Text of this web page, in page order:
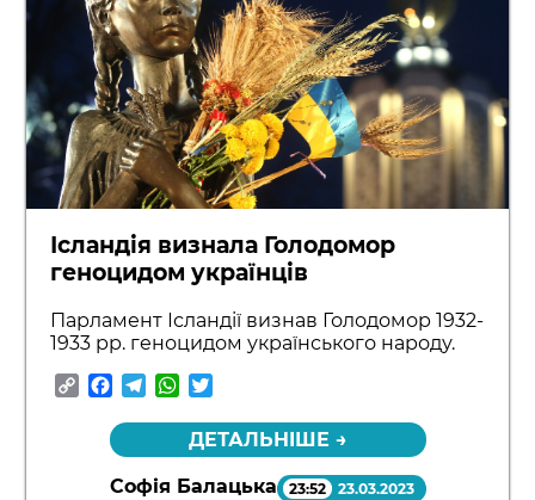
Ісландія визнала Голодомор
геноцидом українців
Парламент Ісландії визнав Голодомор 1932-
1933 рр. геноцидом українського народу.
CopyFacebook
TelegramWhatsApp
ДЕТАЛЬНІШЕ →
Софія Балацька 23:52 23.03.2023